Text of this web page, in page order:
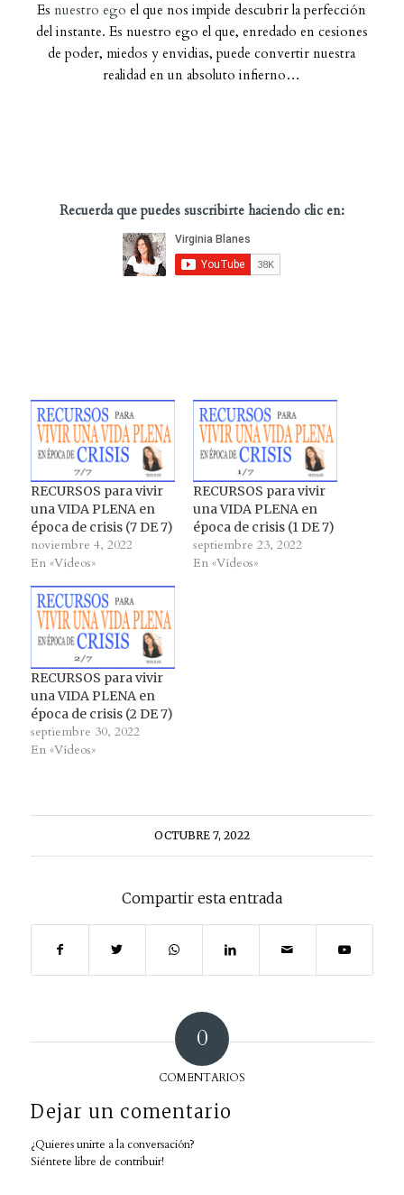
Es nuestro ego el que nos impide descubrir la perfección
del instante. Es nuestro ego el que, enredado en cesiones
de poder, miedos y envidias, puede convertir nuestra
realidad en un absoluto infierno…
Recuerda que puedes suscribirte haciendo clic en:
RECURSOS para vivir
una VIDA PLENA en
época de crisis (7 DE 7)
noviembre 4, 2022
En «Vídeos»
RECURSOS para vivir
una VIDA PLENA en
época de crisis (1 DE 7)
septiembre 23, 2022
En «Vídeos»
RECURSOS para vivir
una VIDA PLENA en
época de crisis (2 DE 7)
septiembre 30, 2022
En «Vídeos»
OCTUBRE 7, 2022
Compartir esta entrada
0
COMENTARIOS
Dejar un comentario
¿Quieres unirte a la conversación?
Siéntete libre de contribuir!